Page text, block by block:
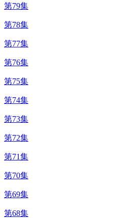
第79集
第78集
第77集
第76集
第75集
第74集
第73集
第72集
第71集
第70集
第69集
第68集